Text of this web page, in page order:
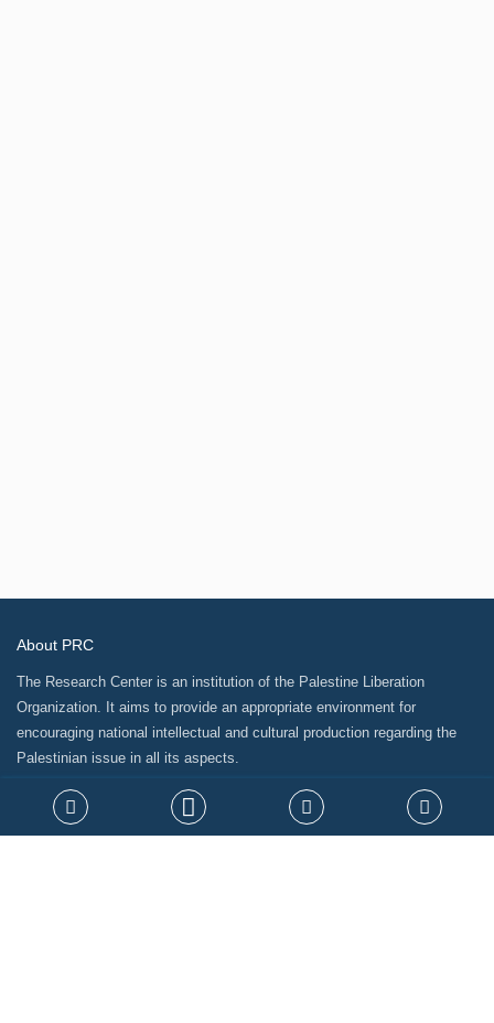
About PRC
The Research Center is an institution of the Palestine Liberation
Organization. It aims to provide an appropriate environment for
encouraging national intellectual and cultural production regarding the
Palestinian issue in all its aspects.
Site Map